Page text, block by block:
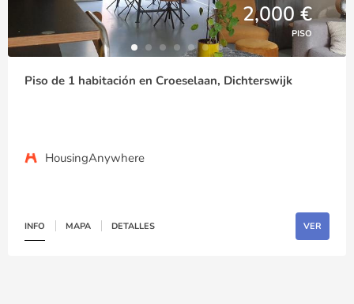
2,000 €
PISO
Piso de 1 habitación en Croeselaan, Dichterswijk
HousingAnywhere
INFO MAPA DETALLES VER